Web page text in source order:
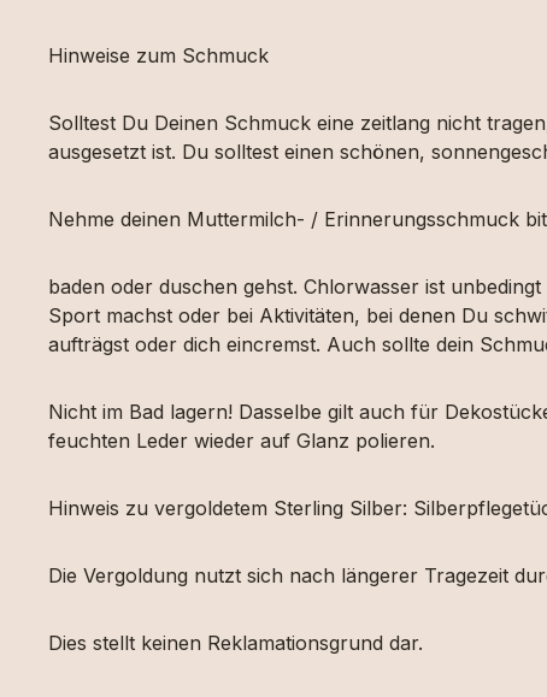
Hinweise zum Schmuck
Solltest Du Deinen Schmuck eine zeitlang nicht
ausgesetzt ist. Du solltest einen schönen,
Nehme deinen Muttermilch- / Erinnerungsschmuck
baden oder duschen gehst. Chlorwasser ist
Sport machst oder bei Aktivitäten, bei denen Du
aufträgst oder dich eincremst. Auch sollte dein
Nicht im Bad lagern! Dasselbe gilt auch für
feuchten Leder wieder auf Glanz polieren.
Hinweis zu vergoldetem Sterling Silber:
Die Vergoldung nutzt sich nach längerer Tragezeit
Dies stellt keinen Reklamationsgrund dar.